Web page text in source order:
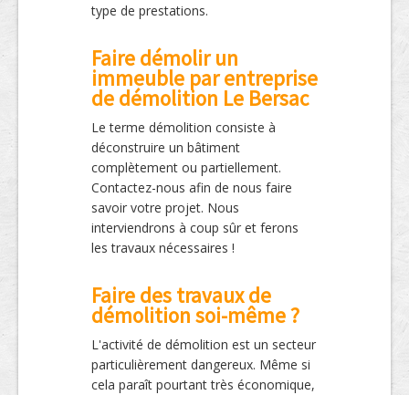
type de prestations.
Faire démolir un
immeuble par entreprise
de démolition Le Bersac
Le terme démolition consiste à
déconstruire un bâtiment
complètement ou partiellement.
Contactez-nous afin de nous faire
savoir votre projet. Nous
interviendrons à coup sûr et ferons
les travaux nécessaires !
Faire des travaux de
démolition soi-même ?
L'activité de démolition est un secteur
particulièrement dangereux. Même si
cela paraît pourtant très économique,